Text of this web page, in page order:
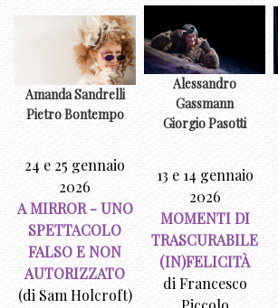
Amanda Sandrelli
Pietro Bontempo
Alessandro
Gassmann
Giorgio Pasotti
24 e 25 gennaio
2026
A MIRROR - UNO
SPETTACOLO
FALSO E NON
AUTORIZZATO
(di Sam Holcroft)
13 e 14 gennaio
2026
MOMENTI DI
TRASCURABILE
(IN)FELICITÀ
di Francesco